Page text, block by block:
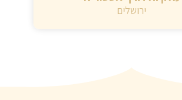
ירושלים